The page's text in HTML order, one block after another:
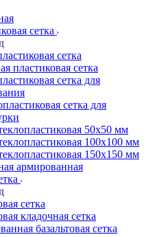
сетка
сетка
пластиковая сетка
сетка для
сетка для
50x50 мм
100x100 мм
150x150 мм
армированная
сетка
кладочная сетка
базальтовая сетка